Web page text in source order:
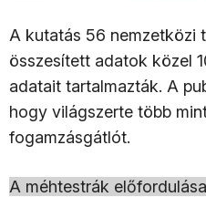
A kutatás 56 nemzetközi
összesített adatok közel
adatait tartalmazták. A
hogy világszerte több
fogamzásgátlót.
A méhtestrák